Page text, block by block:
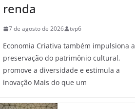
renda
7 de agosto de 2026 tvp6
Economia Criativa também impulsiona a
preservação do patrimônio cultural,
promove a diversidade e estimula a
inovação Mais do que um